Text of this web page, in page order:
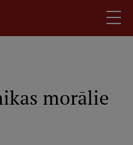
morālie